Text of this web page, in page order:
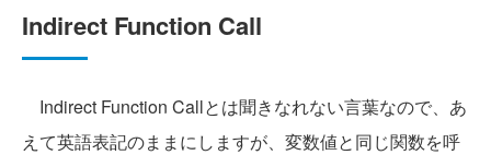
Indirect Function Call
Indirect Function Callとは聞きなれない言葉なので、あ
えて英語表記のままにしますが、変数値と同じ関数を呼